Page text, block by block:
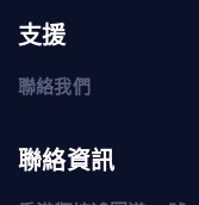
支援
聯絡我們
聯絡資訊